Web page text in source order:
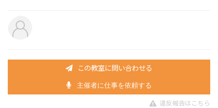
この教室に問い合わせる
主催者に仕事を依頼する
違反報告はこちら